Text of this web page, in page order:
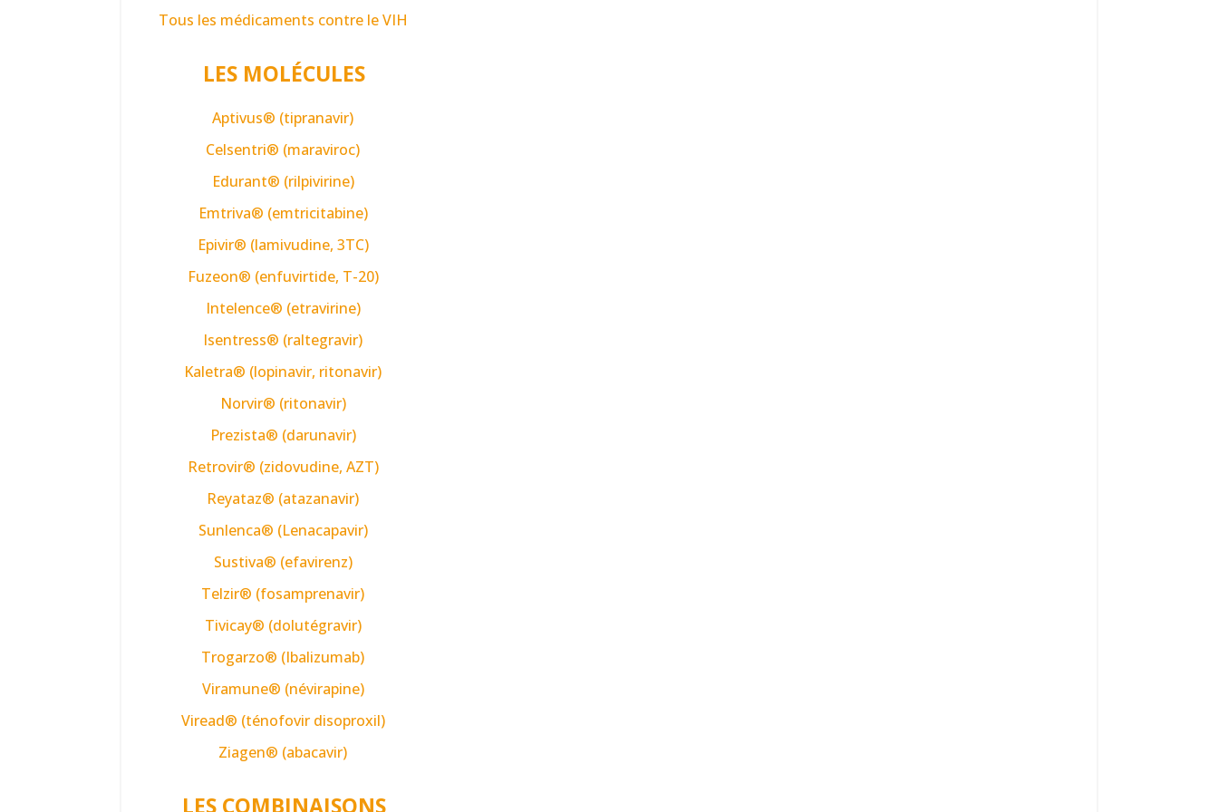
Tous les médicaments contre le VIH
LES MOLÉCULES
Aptivus® (tipranavir)
Celsentri® (maraviroc)
Edurant® (rilpivirine)
Emtriva® (emtricitabine)
Epivir® (lamivudine, 3TC)
Fuzeon® (enfuvirtide, T-20)
Intelence® (etravirine)
Isentress® (raltegravir)
Kaletra® (lopinavir, ritonavir)
Norvir® (ritonavir)
Prezista® (darunavir)
Retrovir® (zidovudine, AZT)
Reyataz® (atazanavir)
Sunlenca® (Lenacapavir)
Sustiva® (efavirenz)
Telzir® (fosamprenavir)
Tivicay® (dolutégravir)
Trogarzo® (Ibalizumab)
Viramune® (névirapine)
Viread® (ténofovir disoproxil)
Ziagen® (abacavir)
LES COMBINAISONS